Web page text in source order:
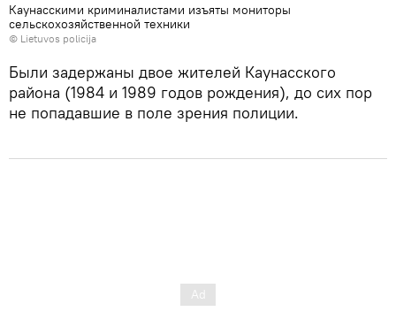
Каунасскими криминалистами изъяты мониторы
сельскохозяйственной техники
© Lietuvos policija
Были задержаны двое жителей Каунасского
района (1984 и 1989 годов рождения), до сих пор
не попадавшие в поле зрения полиции.